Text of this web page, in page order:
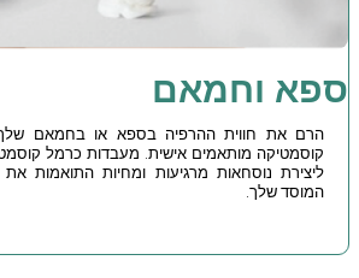
ספא וחמאם
הרם את חווית ההרפיה בספא או בחמאם שלך
קוסמטיקה מותאמים אישית. מעבדות כרמל
ליצירת נוסחאות מרגיעות ומחיות התואמות
המוסד שלך.